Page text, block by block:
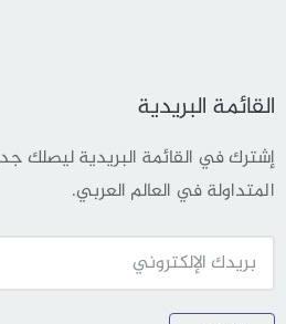
القائمة البريدية
إشترك في القائمة البريدية ليصلك
المتداولة في العالم العربي.